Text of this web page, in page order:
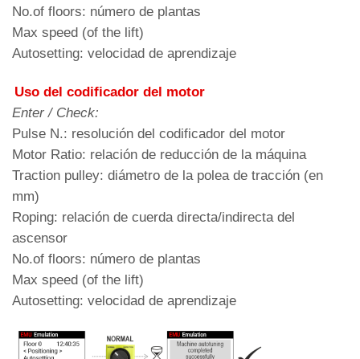
No.of floors: número de plantas
Max speed (of the lift)
Autosetting: velocidad de aprendizaje
Uso del codificador del motor
Enter / Check:
Pulse N.: resolución del codificador del motor
Motor Ratio: relación de reducción de la máquina
Traction pulley: diámetro de la polea de tracción (en
mm)
Roping: relación de cuerda directa/indirecta del
ascensor
No.of floors: número de plantas
Max speed (of the lift)
Autosetting: velocidad de aprendizaje